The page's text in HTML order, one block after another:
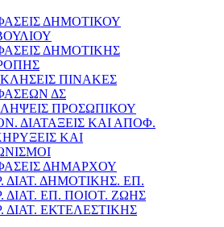
ΔΗΜΟΤΙΚΟΥ
ΔΗΜΟΤΙΚΗΣ
ΠΙΝΑΚΕΣ
ΔΣ
ΠΡΟΣΩΠΙΚΟΥ
ΔΙΑΤΑΞΕΙΣ ΚΑΙ ΑΠΟΦ.
ΚΑΙ
ΔΗΜΑΡΧΟΥ
ΔΙΑΤ. ΔΗΜΟΤΙΚΗΣ. ΕΠ.
ΔΙΑΤ. ΕΠ. ΠΟΙOΤ. ΖΩΗΣ
ΔΙΑΤ. ΕΚΤΕΛΕΣΤΙΚΗΣ